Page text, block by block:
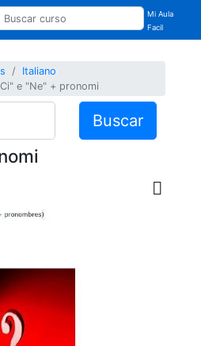
Mi Aula
Facil
Italiano
e "Ne" + pronomi
Buscar